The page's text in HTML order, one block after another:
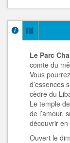
Le Parc
comte du
Vous
d’essences
cèdre du
Le temple
de l’amour,
découvrir en
Ouvert le